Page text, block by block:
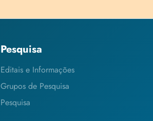
Pesquisa
Editais e Informações
Grupos de Pesquisa
Pesquisa